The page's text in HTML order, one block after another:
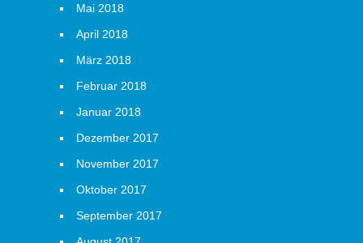
Mai 2018
April 2018
März 2018
Februar 2018
Januar 2018
Dezember 2017
November 2017
Oktober 2017
September 2017